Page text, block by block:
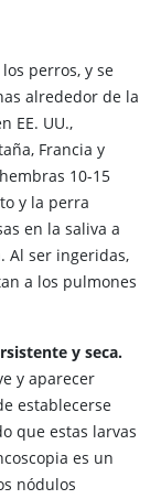
perros, y se
alrededor de la
EE. UU.,
Francia y
10-15
y la perra
en la saliva a
Al ser ingeridas,
a los pulmones
y seca.
y aparecer
establecerse
que estas larvas
es un
nódulos